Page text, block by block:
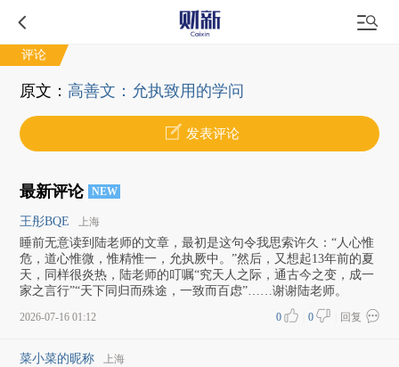
评论
原文： 高善文：允执致用的学问
发表评论
最新评论 NEW
王彤BQE 上海
睡前无意读到陆老师的文章，最初是这句令我思索许久：“人心惟
危，道心惟微，惟精惟一，允执厥中。”然后，又想起13年前的夏
天，同样很炎热，陆老师的叮嘱“究天人之际，通古今之变，成一
家之言行”“天下同归而殊途，一致而百虑”……谢谢陆老师。
2026-07-16 01:12 回复
0
0
菜小菜的昵称 上海